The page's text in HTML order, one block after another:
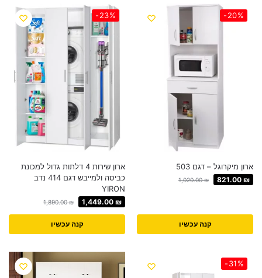
-20%
ארון מיקרוגל – דגם 503
1,020.00₪ 821.00 ₪
קנה עכשיו
-23%
ארון שירות 4 דלתות גדול למכונת
כביסה ולמייבש דגם 414 נדב
YIRON
1,890.00₪ 1,449.00 ₪
קנה עכשיו
-31%